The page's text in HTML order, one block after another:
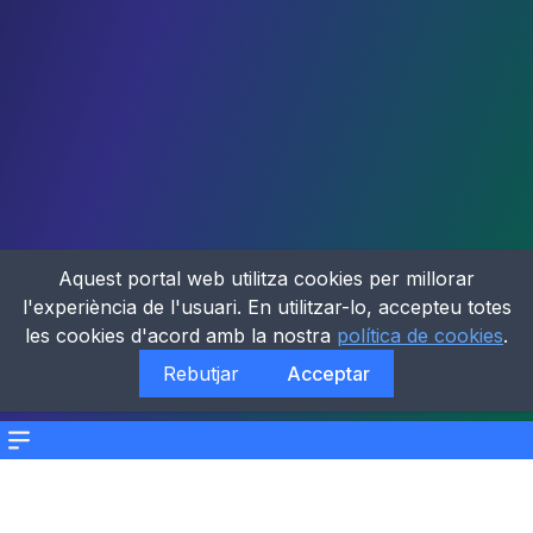
Menu
Aquest portal web utilitza cookies per millorar
l'experiència de l'usuari. En utilitzar-lo, accepteu totes
les cookies d'acord amb la nostra política de cookies.
Rebutjar
Acceptar